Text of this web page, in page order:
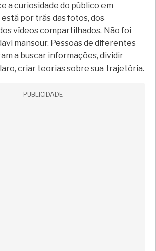
a curiosidade do público em
por trás das fotos, dos
vídeos compartilhados. Não foi
mansour. Pessoas de diferentes
a buscar informações, dividir
criar teorias sobre sua trajetória.
PUBLICIDADE